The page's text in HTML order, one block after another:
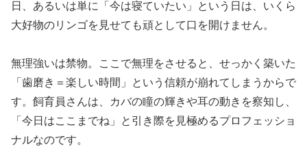
日、あるいは単に「今は寝ていたい」という日は、いくら
大好物のリンゴを見せても頑として口を開けません。
無理強いは禁物。ここで無理をさせると、せっかく築いた
「歯磨き＝楽しい時間」という信頼が崩れてしまうからで
す。飼育員さんは、カバの瞳の輝きや耳の動きを察知し、
「今日はここまでね」と引き際を見極めるプロフェッショ
ナルなのです。